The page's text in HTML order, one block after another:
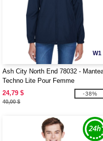
W1
Ash City North End 78032 -
Techno Lite Pour Femme
24,79 $
40,00 $
-38%